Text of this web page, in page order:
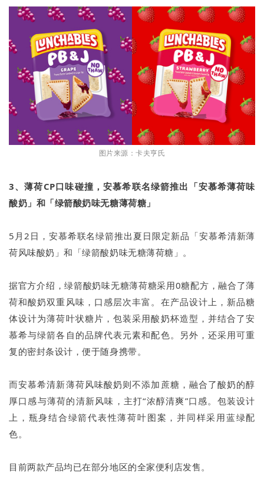
图片来源：卡夫亨氏
3、薄荷CP口味碰撞，安慕希联名绿箭推出「安慕希薄荷味
酸奶」和「绿箭酸奶味无糖薄荷糖」
5月2日，安慕希联名绿箭推出夏日限定新品「安慕希清新薄
荷风味酸奶」和「绿箭酸奶味无糖薄荷糖」。
据官方介绍，绿箭酸奶味无糖薄荷糖采用0糖配方，融合了薄
荷和酸奶双重风味，口感层次丰富。在产品设计上，新品糖
体设计为薄荷叶状糖片，包装采用酸奶杯造型，并结合了安
慕希与绿箭各自的品牌代表元素和配色。另外，还采用可重
复的密封条设计，便于随身携带。
而安慕希清新薄荷风味酸奶则不添加蔗糖，融合了酸奶的醇
厚口感与薄荷的清新风味，主打“浓醇清爽”口感。包装设计
上，瓶身结合绿箭代表性薄荷叶图案，并同样采用蓝绿配
色。
目前两款产品均已在部分地区的全家便利店发售。